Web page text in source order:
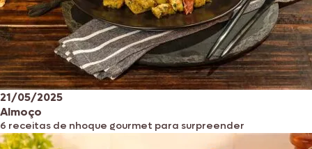
21/05/2025
Almoço
6 receitas de nhoque gourmet para surpreender